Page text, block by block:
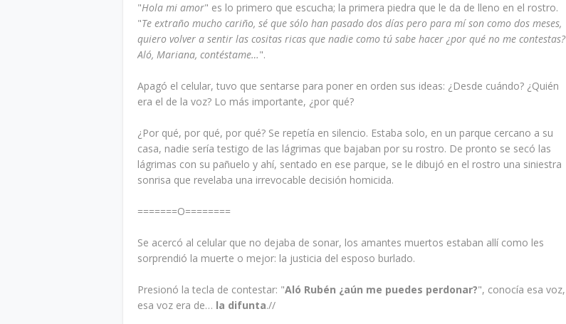
"Hola mi amor" es lo primero que escucha; la primera piedra que le da de lleno en el rostro.
"Te extraño mucho cariño, sé que sólo han pasado dos días pero para mí son como dos meses,
quiero volver a sentir las cositas ricas que nadie como tú sabe hacer ¿por qué no me contestas?
Aló, Mariana, contéstame…".
Apagó el celular, tuvo que sentarse para poner en orden sus ideas: ¿Desde cuándo? ¿Quién
era el de la voz? Lo más importante, ¿por qué?
¿Por qué, por qué, por qué? Se repetía en silencio. Estaba solo, en un parque cercano a su
casa, nadie sería testigo de las lágrimas que bajaban por su rostro. De pronto se secó las
lágrimas con su pañuelo y ahí, sentado en ese parque, se le dibujó en el rostro una siniestra
sonrisa que revelaba una irrevocable decisión homicida.
=======O========
Se acercó al celular que no dejaba de sonar, los amantes muertos estaban allí como les
sorprendió la muerte o mejor: la justicia del esposo burlado.
Presionó la tecla de contestar: "Aló Rubén ¿aún me puedes perdonar?", conocía esa voz,
esa voz era de… la difunta.//